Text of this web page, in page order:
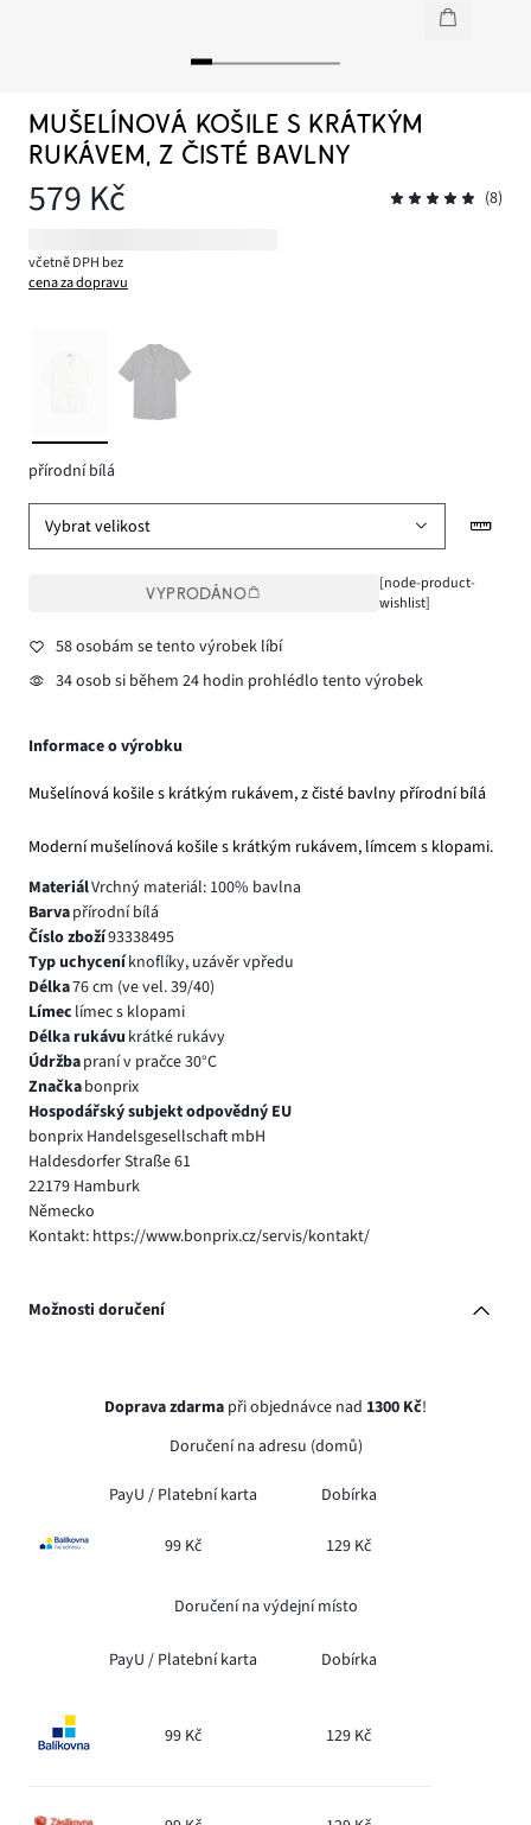
MUŠELÍNOVÁ KOŠILE S KRÁTKÝM
RUKÁVEM, Z ČISTÉ BAVLNY
579 Kč (8)
včetně DPH bez
cena za dopravu
přírodní bílá
Vybrat velikost
VYPRODÁNO
[node-product-
wishlist]
58 osobám se tento výrobek líbí
34 osob si během 24 hodin prohlédlo tento výrobek
Informace o výrobku
Mušelínová košile s krátkým rukávem, z čisté bavlny přírodní bílá
Moderní mušelínová košile s krátkým rukávem, límcem s klopami.
MateriálVrchný materiál: 100% bavlna
Barvapřírodní bílá
Číslo zboží93338495
Typ uchyceníknoflíky, uzávěr vpředu
Délka76 cm (ve vel. 39/40)
Límec límec s klopami
Délka rukávu krátké rukávy
Údržbapraní v pračce 30°C
Značkabonprix
Hospodářský subjekt odpovědný EU
bonprix Handelsgesellschaft mbH
Haldesdorfer Straße 61
22179 Hamburk
Německo
Kontakt: https://www.bonprix.cz/servis/kontakt/
Možnosti doručení
Doprava zdarma při objednávce nad 1300 Kč!
Doručení na adresu (domů)
PayU / Platební karta Dobírka
99 Kč 129 Kč
Doručení na výdejní místo
PayU / Platební karta Dobírka
99 Kč 129 Kč